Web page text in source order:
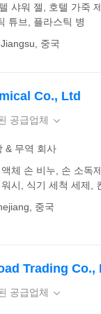
샤워 젤, 호텔 가죽
튜브, 플라스틱 병
중국
Co., Ltd
공급업체 
& 무역 회사
체 손 비누, 손 소독
시, 식기 세척 세제,
중국
Trading Co.,
공급업체 